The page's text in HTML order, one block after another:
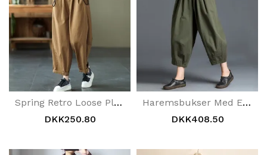
Spring Retro Loose Plus Size Solide Casual Wide Leg Bukser
DKK250.80
Haremsbukser Med Elastisk Talje
DKK408.50